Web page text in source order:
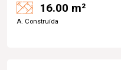
16.00 m²
A. Construída